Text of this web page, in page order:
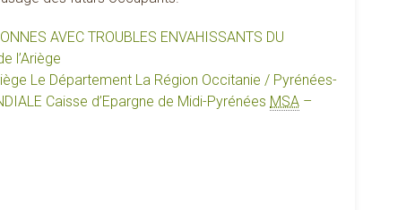
AVEC TROUBLES ENVAHISSANTS DU
l’Ariège
Le Département La Région Occitanie / Pyrénées-
Caisse d’Epargne de Midi-Pyrénées MSA –